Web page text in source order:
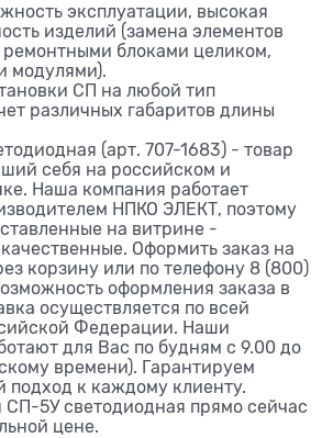
эксплуатации, высокая
изделий (замена элементов
ремонтными блоками целиком,
модулями).
СП на любой тип
различных габаритов длины
(арт. 707-1683) - товар
себя на российском и
Наша компания работает
НПКО ЭЛЕКТ, поэтому
на витрине -
Оформить заказ на
корзину или по телефону 8 (800)
оформления заказа в
осуществляется по всей
Федерации. Наши
для Вас по будням с 9.00 до
времени). Гарантируем
подход к каждому клиенту.
5У светодиодная прямо сейчас
цене.